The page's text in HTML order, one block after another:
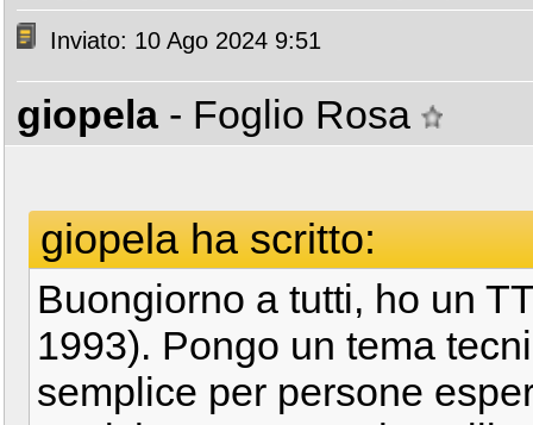
Inviato: 10 Ago 2024 9:51
giopela - Foglio Rosa
giopela ha scritto:
Buongiorno a tutti, ho un
1993). Pongo un tema
semplice per persone